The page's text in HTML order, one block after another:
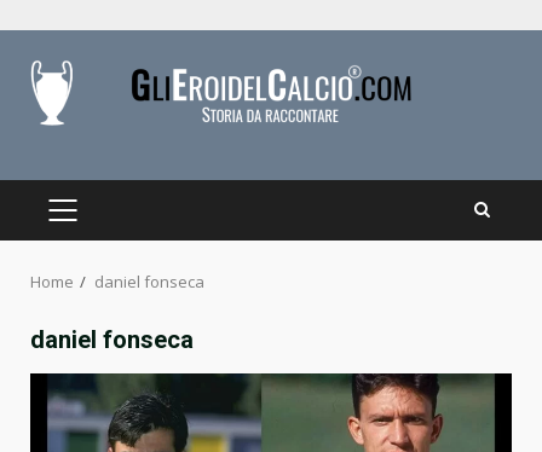
content
PRIMARY
Home daniel fonseca
daniel fonseca